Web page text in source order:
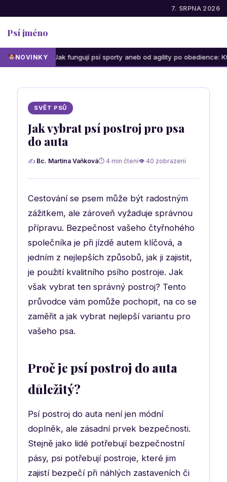
7. SRPNA 2026
Psí jméno
NOVINKY
Jak fungují psí sporty aneb od agility po obedience: Která
SVĚT PSŮ
Jak vybrat psí postroj pro psa
do auta
✍ Bc. Martina Vaňková⏱ 4 min čtení👁 40 zobrazení
Cestování se psem může být radostným
zážitkem, ale zároveň vyžaduje správnou
přípravu. Bezpečnost vašeho čtyřnohého
společníka je při jízdě autem klíčová, a
jedním z nejlepších způsobů, jak ji zajistit,
je použití kvalitního psího postroje. Jak
však vybrat ten správný postroj? Tento
průvodce vám pomůže pochopit, na co se
zaměřit a jak vybrat nejlepší variantu pro
vašeho psa.
Proč je psí postroj do auta
důležitý?
Psí postroj do auta není jen módní
doplněk, ale zásadní prvek bezpečnosti.
Stejně jako lidé potřebují bezpečnostní
pásy, psi potřebují postroje, které jim
zajistí bezpečí při náhlých zastaveních či